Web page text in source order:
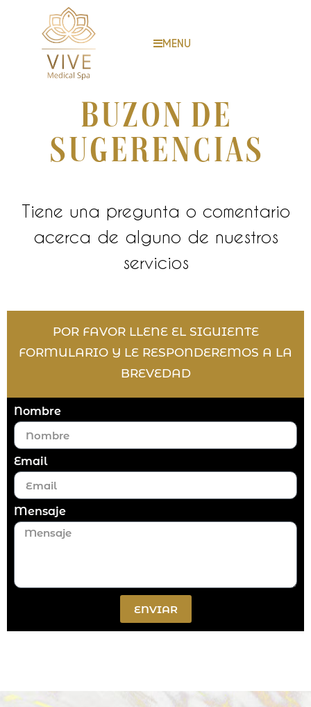
MENU
Buzon de
sugerencias
Tiene una pregunta o comentario
acerca de alguno de nuestros
servicios
POR FAVOR LLENE EL SIGUIENTE
FORMULARIO Y LE RESPONDEREMOS A LA
BREVEDAD
Nombre
Email
Mensaje
ENVIAR